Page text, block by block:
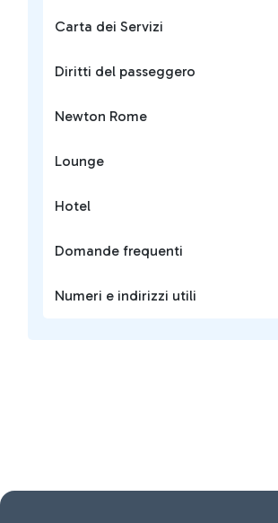
Carta dei Servizi
Diritti del passeggero
Newton Rome
Lounge
Hotel
Domande frequenti
Numeri e indirizzi utili